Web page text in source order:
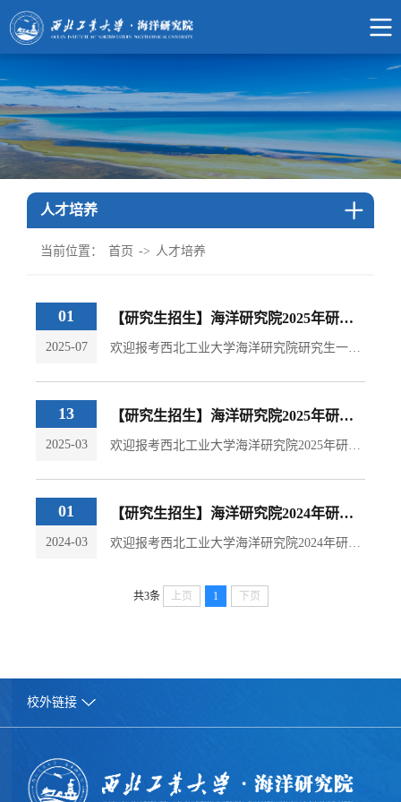
人才培养
当前位置： 首页 -> 人才培养
01
2025-07
【研究生招生】海洋研究院2025年研究生导师介绍
13
2025-03
【研究生招生】海洋研究院2025年研究生导师介绍
01
2024-03
【研究生招生】海洋研究院2024年研究生导师介绍
共3条 上页 1 下页
校外链接